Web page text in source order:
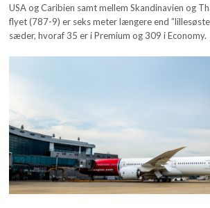
USA og Caribien samt mellem Skandinavien og
flyet (787-9) er seks meter længere end
sæder, hvoraf 35 er i Premium og 309 i Economy.